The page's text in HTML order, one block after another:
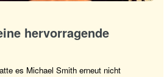
hervorragende
es Michael Smith erneut nicht